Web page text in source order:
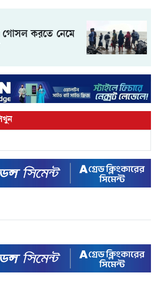
গোসল করতে নেমে